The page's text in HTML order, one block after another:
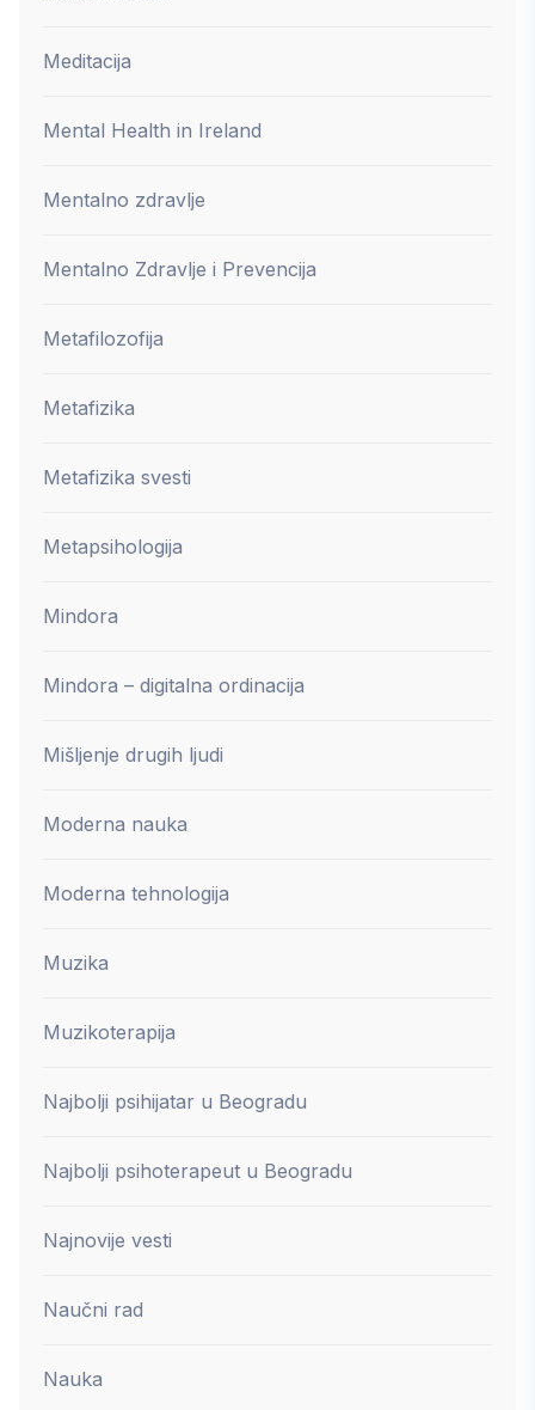
Meditacija
Mental Health in Ireland
Mentalno zdravlje
Mentalno Zdravlje i Prevencija
Metafilozofija
Metafizika
Metafizika svesti
Metapsihologija
Mindora
Mindora – digitalna ordinacija
Mišljenje drugih ljudi
Moderna nauka
Moderna tehnologija
Muzika
Muzikoterapija
Najbolji psihijatar u Beogradu
Najbolji psihoterapeut u Beogradu
Najnovije vesti
Naučni rad
Nauka